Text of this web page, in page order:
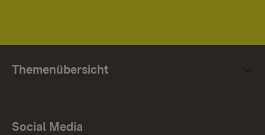
Themenübersicht
Social Media